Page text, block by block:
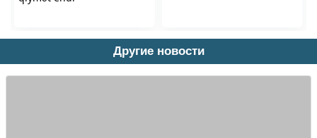
Другие новости